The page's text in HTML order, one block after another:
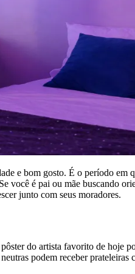
e bom gosto. É o período em
é pai ou mãe buscando
junto com seus moradores.
do artista favorito de hoje
podem receber